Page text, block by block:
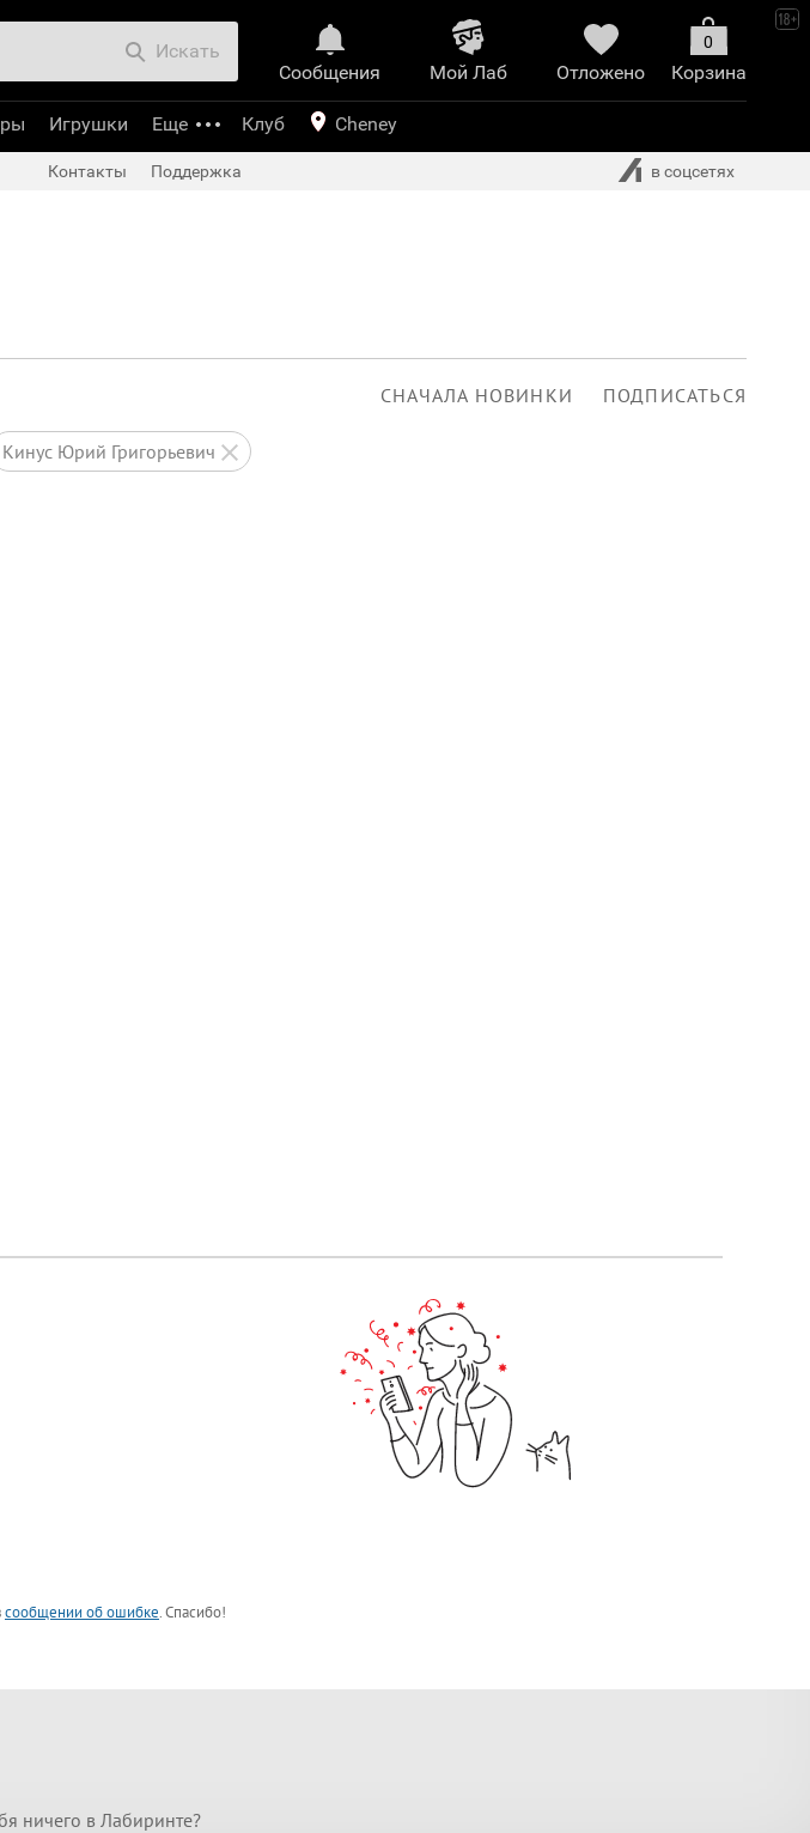
СНАЧАЛА НОВИНКИ ПОДПИСАТЬСЯ
Кинус Юрий Григорьевич
сообщении об ошибке. Спасибо!
Сообщения
Mой Лаб​
иринт
Отложено
0
Корзина
Искать
Игрушки Еще Клуб Cheney
Контакты Поддержка в соцсетях
ничего в Лабиринте?